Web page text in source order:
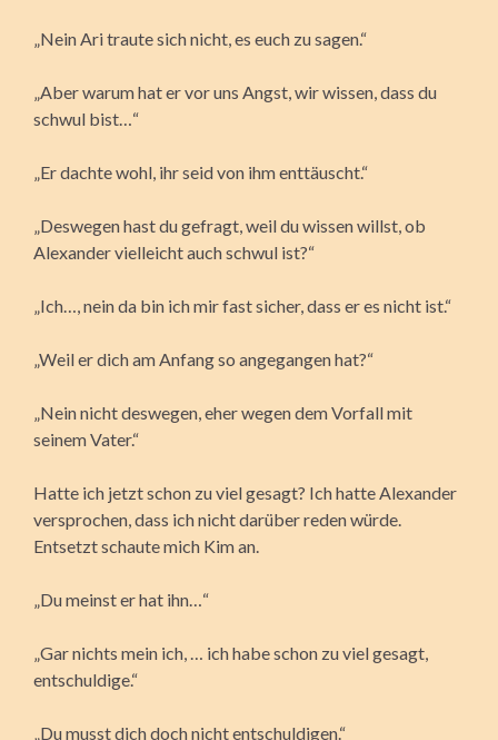
„Nein Ari traute sich nicht, es euch zu sagen.“
„Aber warum hat er vor uns Angst, wir wissen, dass du
schwul bist…“
„Er dachte wohl, ihr seid von ihm enttäuscht.“
„Deswegen hast du gefragt, weil du wissen willst, ob
Alexander vielleicht auch schwul ist?“
„Ich…, nein da bin ich mir fast sicher, dass er es nicht ist.“
„Weil er dich am Anfang so angegangen hat?“
„Nein nicht deswegen, eher wegen dem Vorfall mit
seinem Vater.“
Hatte ich jetzt schon zu viel gesagt? Ich hatte Alexander
versprochen, dass ich nicht darüber reden würde.
Entsetzt schaute mich Kim an.
„Du meinst er hat ihn…“
„Gar nichts mein ich, … ich habe schon zu viel gesagt,
entschuldige.“
„Du musst dich doch nicht entschuldigen.“